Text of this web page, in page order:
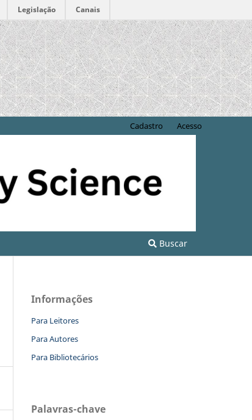
Legislação Canais
Buscar
Cadastro Acesso
Informações
Para Leitores
Para Autores
Para Bibliotecários
Palavras-chave